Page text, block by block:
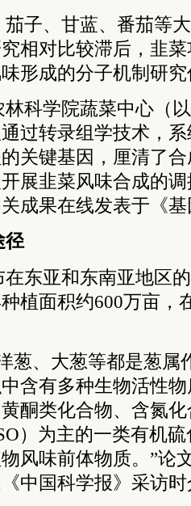
子、甘蓝、番茄等
相对比较滞后，韭
形成的分子机制研
科学院蔬菜中心（
过转录组学技术，
关键基因，厘清了
展韭菜风味合成的
成果在线发表于《
径
东亚和东南亚地区
植面积约600万亩，
葱、大葱等都是葱属
含有多种生物活性
酮类化合物、含氮
）为主的一类有机
风味前体物质。”论
中国科学报》采访